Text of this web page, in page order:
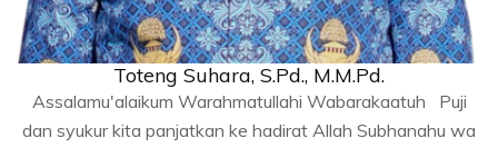
Toteng Suhara, S.Pd., M.M.Pd.
Assalamu'alaikum Warahmatullahi Wabarakaatuh Puji
dan syukur kita panjatkan ke hadirat Allah Subhanahu wa